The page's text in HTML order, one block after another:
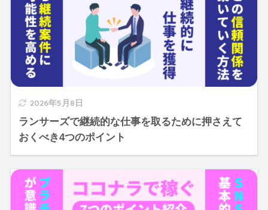
2026年5月8日
ランサーズで継続的な仕事を取るために押さえて
おくべき4つのポイント